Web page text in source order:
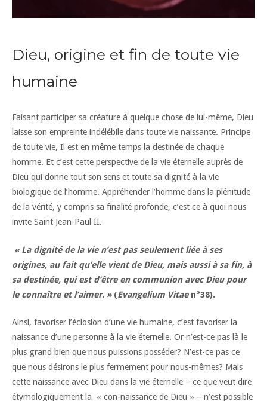
Dieu, origine et fin de toute vie
humaine
Faisant participer sa créature à quelque chose de lui-même, Dieu
laisse son empreinte indélébile dans toute vie naissante. Principe
de toute vie, Il est en même temps la destinée de chaque
homme. Et c’est cette perspective de la vie éternelle auprès de
Dieu qui donne tout son sens et toute sa dignité à la vie
biologique de l’homme. Appréhender l’homme dans la plénitude
de la vérité, y compris sa finalité profonde, c’est ce à quoi nous
invite Saint Jean-Paul II.
« La dignité de la vie n’est pas seulement liée à ses
origines, au fait qu’elle vient de Dieu, mais aussi à sa fin, à
sa destinée, qui est d’être en communion avec Dieu pour
le connaître et l’aimer. » (Evangelium Vitaen°38).
Ainsi, favoriser l’éclosion d’une vie humaine, c’est favoriser la
naissance d’une personne à la vie éternelle. Or n’est-ce pas là le
plus grand bien que nous puissions posséder? N’est-ce pas ce
que nous désirons le plus fermement pour nous-mêmes? Mais
cette naissance avec Dieu dans la vie éternelle – ce que veut dire
étymologiquement la « con-naissance de Dieu » – n’est possible